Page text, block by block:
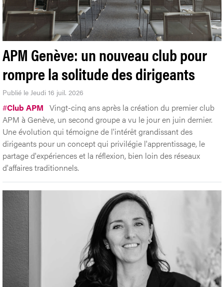
APM Genève: un nouveau club pour
rompre la solitude des dirigeants
Publié le Jeudi 16 juil. 2026
#Club APM Vingt-cinq ans après la création du premier club
APM à Genève, un second groupe a vu le jour en juin dernier.
Une évolution qui témoigne de l'intérêt grandissant des
dirigeants pour un concept qui privilégie l'apprentissage, le
partage d'expériences et la réflexion, bien loin des réseaux
d'affaires traditionnels.